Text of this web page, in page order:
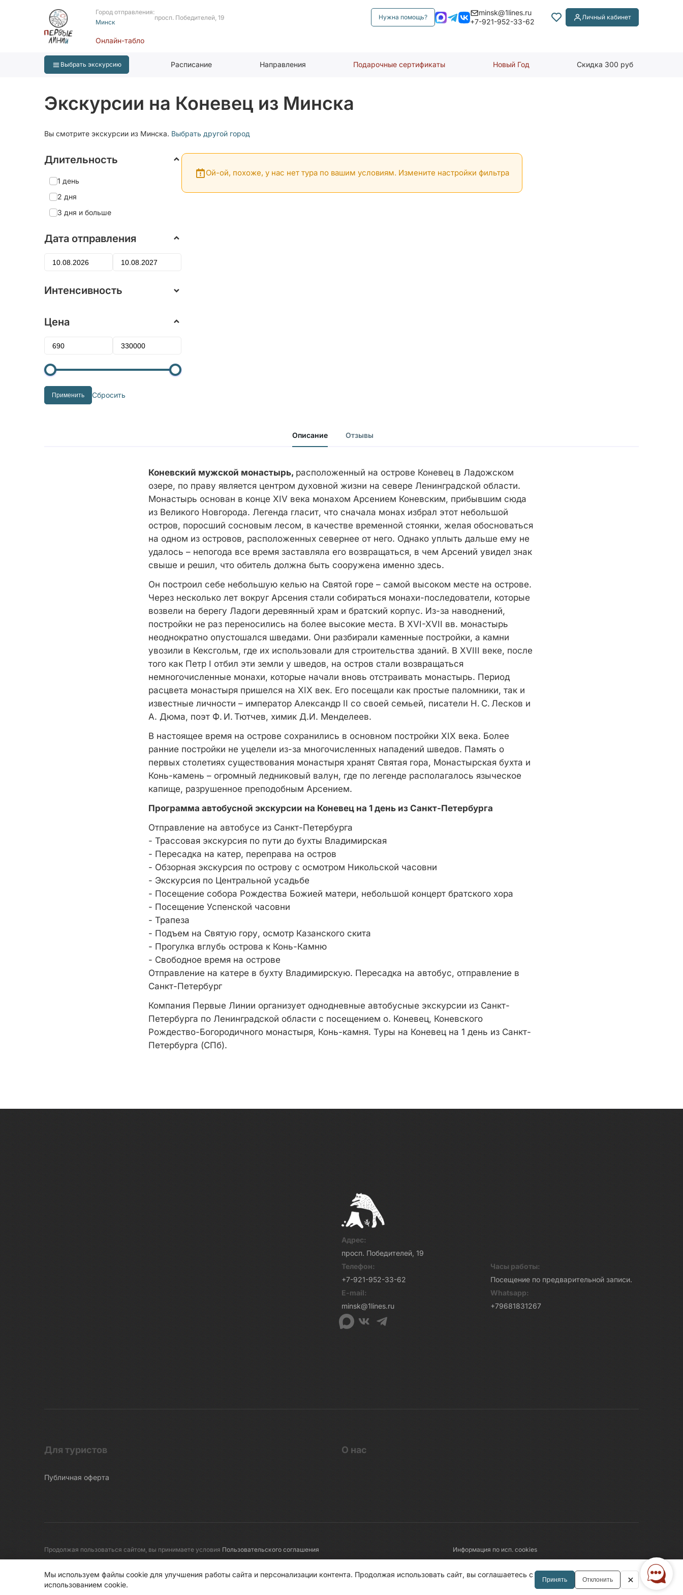
Город отправления:
Минск
просп. Победителей, 19 Нужна помощь?
minsk@1lines.ru
+7-921-952-33-62
Личный кабинет
Онлайн-табло
Выбрать экскурсию Расписание Направления Подарочные сертификаты Новый Год Скидка 300 руб
Экскурсии на Коневец из Минска
Вы смотрите экскурсии из Минска. Выбрать другой город
Длительность
1 день
2 дня
3 дня и больше
Дата отправления
Интенсивность
Цена
Применить Сбросить
Ой-ой, похоже, у нас нет тура по вашим условиям. Измените настройки фильтра
Описание Отзывы
Коневский мужской монастырь, расположенный на острове Коневец в Ладожском
озере, по праву является центром духовной жизни на севере Ленинградской области.
Монастырь основан в конце ХIV века монахом Арсением Коневским, прибывшим сюда
из Великого Новгорода. Легенда гласит, что сначала монах избрал этот небольшой
остров, поросший сосновым лесом, в качестве временной стоянки, желая обосноваться
на одном из островов, расположенных севернее от него. Однако уплыть дальше ему не
удалось – непогода все время заставляла его возвращаться, в чем Арсений увидел знак
свыше и решил, что обитель должна быть сооружена именно здесь.
Он построил себе небольшую келью на Святой горе – самой высоком месте на острове.
Через несколько лет вокруг Арсения стали собираться монахи-последователи, которые
возвели на берегу Ладоги деревянный храм и братский корпус. Из-за наводнений,
постройки не раз переносились на более высокие места. В XVI-XVII вв. монастырь
неоднократно опустошался шведами. Они разбирали каменные постройки, а камни
увозили в Кексгольм, где их использовали для строительства зданий. В XVIII веке, после
того как Петр I отбил эти земли у шведов, на остров стали возвращаться
немногочисленные монахи, которые начали вновь отстраивать монастырь. Период
расцвета монастыря пришелся на XIX век. Его посещали как простые паломники, так и
известные личности – император Александр II со своей семьей, писатели Н. С. Лесков и
А. Дюма, поэт Ф. И. Тютчев, химик Д.И. Менделеев.
В настоящее время на острове сохранились в основном постройки XIX века. Более
ранние постройки не уцелели из-за многочисленных нападений шведов. Память о
первых столетиях существования монастыря хранят Святая гора, Монастырская бухта и
Конь-камень – огромный ледниковый валун, где по легенде располагалось языческое
капище, разрушенное преподобным Арсением.
Программа автобусной экскурсии на Коневец на 1 день из Санкт-Петербурга
Отправление на автобусе из Санкт-Петербурга
- Трассовая экскурсия по пути до бухты Владимирская
- Пересадка на катер, переправа на остров
- Обзорная экскурсия по острову с осмотром Никольской часовни
- Экскурсия по Центральной усадьбе
- Посещение собора Рождества Божией матери, небольшой концерт братского хора
- Посещение Успенской часовни
- Трапеза
- Подъем на Святую гору, осмотр Казанского скита
- Прогулка вглубь острова к Конь-Камню
- Свободное время на острове
Отправление на катере в бухту Владимирскую. Пересадка на автобус, отправление в
Санкт-Петербург
Компания Первые Линии организует однодневные автобусные экскурсии из Санкт-
Петербурга по Ленинградской области с посещением о. Коневец, Коневского
Рождество-Богородичного монастыря, Конь-камня. Туры на Коневец на 1 день из Санкт-
Петербурга (СПб).
Адрес:
просп. Победителей, 19
Телефон:
+7-921-952-33-62
Часы работы:
Посещение по предварительной записи.
E-mail:
minsk@1lines.ru
Whatsapp:
+79681831267
Для туристов
Публичная оферта
О нас
Продолжая пользоваться сайтом, вы принимаете условия Пользовательского соглашения
© 2008-2026 Первые линии
Информация по исп. cookies
Мы используем файлы cookie для улучшения работы сайта и персонализации контента. Продолжая использовать сайт, вы соглашаетесь с
использованием cookie.
Принять Отклонить